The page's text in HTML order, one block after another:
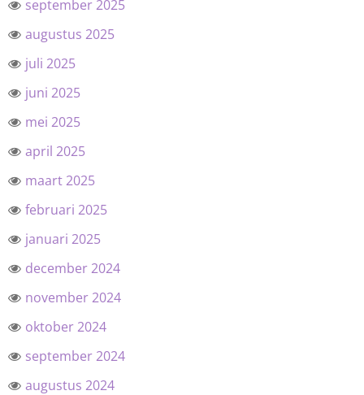
september 2025
augustus 2025
juli 2025
juni 2025
mei 2025
april 2025
maart 2025
februari 2025
januari 2025
december 2024
november 2024
oktober 2024
september 2024
augustus 2024